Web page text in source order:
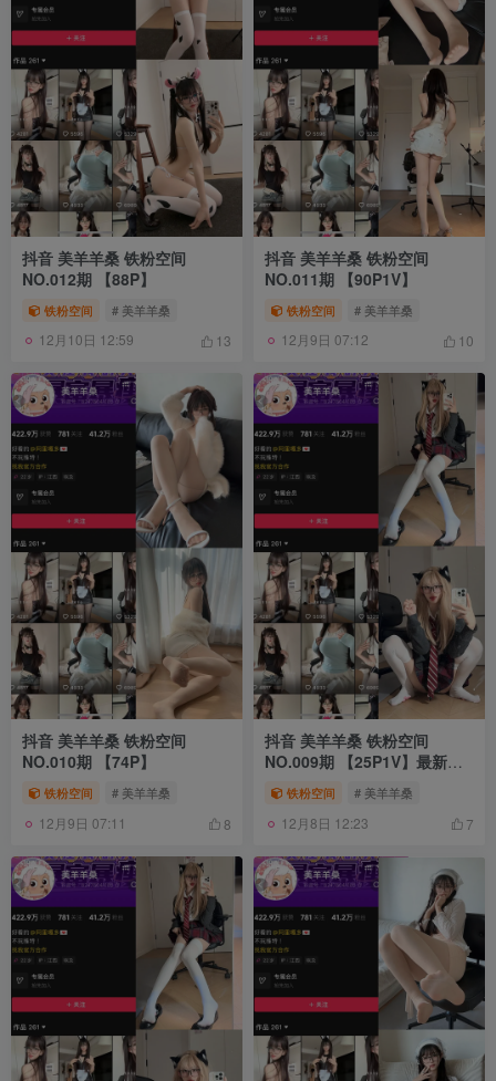
抖音 美羊羊桑 铁粉空间
NO.012期 【88P】
铁粉空间 # 美羊羊桑
12月10日 12:59 13
抖音 美羊羊桑 铁粉空间
NO.011期 【90P1V】
铁粉空间 # 美羊羊桑
12月9日 07:12 10
抖音 美羊羊桑 铁粉空间
NO.010期 【74P】
铁粉空间 # 美羊羊桑
12月9日 07:11 8
抖音 美羊羊桑 铁粉空间
NO.009期 【25P1V】最新
至：2024.11.22
铁粉空间 # 美羊羊桑
12月8日 12:23 7